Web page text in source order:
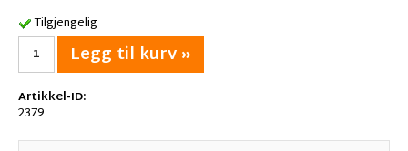
Tilgjengelig
Legg til kurv »
Artikkel-ID:
2379